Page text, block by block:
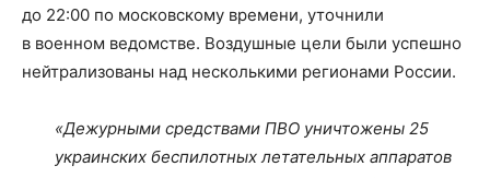
до 22:00 по московскому времени, уточнили
в военном ведомстве. Воздушные цели были успешно
нейтрализованы над несколькими регионами России.
«Дежурными средствами ПВО уничтожены 25
украинских беспилотных летательных аппаратов